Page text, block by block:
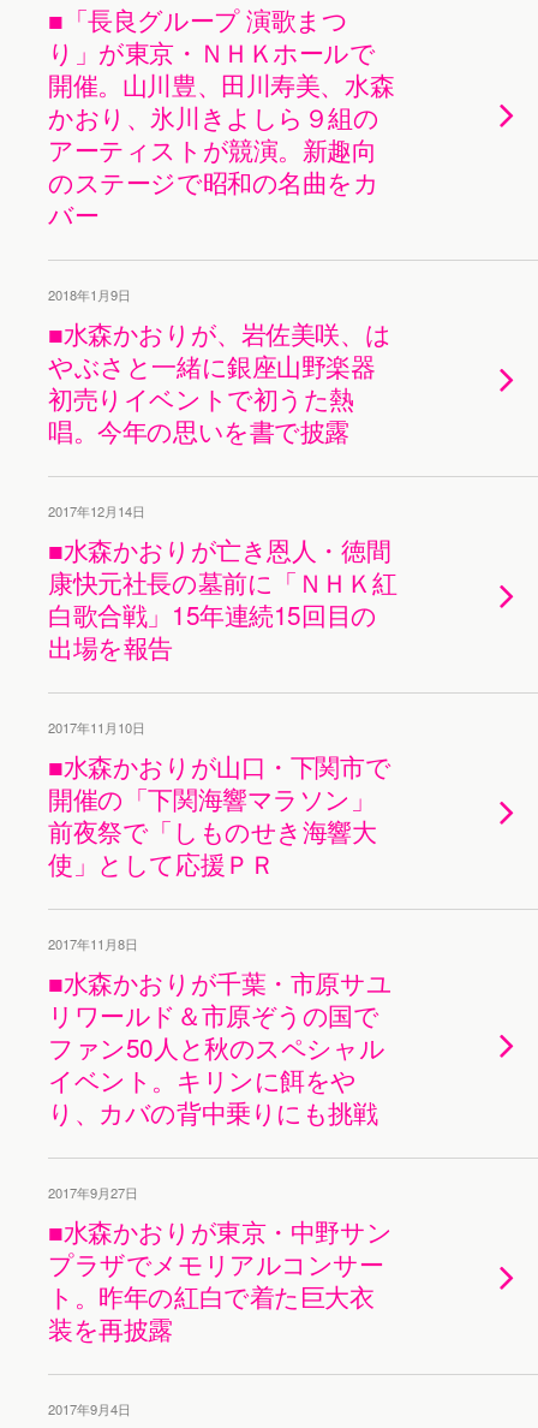
■「長良グループ 演歌まつ
り」が東京・ＮＨＫホールで
開催。山川豊、田川寿美、水森
かおり、氷川きよしら９組の
アーティストが競演。新趣向
のステージで昭和の名曲をカ
バー
2018年1月9日
■水森かおりが、岩佐美咲、は
やぶさと一緒に銀座山野楽器
初売りイベントで初うた熱
唱。今年の思いを書で披露
2017年12月14日
■水森かおりが亡き恩人・徳間
康快元社長の墓前に「ＮＨＫ紅
白歌合戦」15年連続15回目の
出場を報告
2017年11月10日
■水森かおりが山口・下関市で
開催の「下関海響マラソン」
前夜祭で「しものせき海響大
使」として応援ＰＲ
2017年11月8日
■水森かおりが千葉・市原サユ
リワールド＆市原ぞうの国で
ファン50人と秋のスペシャル
イベント。キリンに餌をや
り、カバの背中乗りにも挑戦
2017年9月27日
■水森かおりが東京・中野サン
プラザでメモリアルコンサー
ト。昨年の紅白で着た巨大衣
装を再披露
2017年9月4日